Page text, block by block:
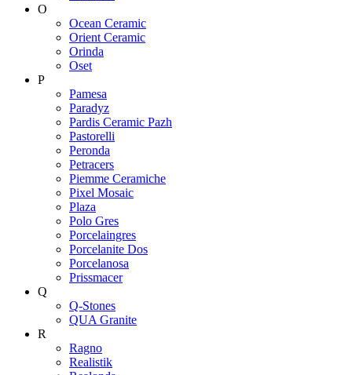
O
Ocean Ceramic
Orient Ceramic
Orinda
Oset
P
Pamesa
Paradyz
Pardis Ceramic Pazh
Pastorelli
Peronda
Petracers
Piemme Ceramiche
Pixel Mosaic
Plaza
Polo Gres
Porcelaingres
Porcelanite Dos
Porcelanosa
Prissmacer
Q
Q-Stones
QUA Granite
R
Ragno
Realistik